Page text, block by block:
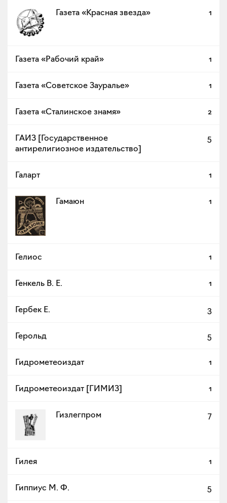
Газета «Красная звезда» 1
Газета «Рабочий край» 1
Газета «Советское Зауралье» 1
Газета «Сталинское знамя» 2
ГАИЗ [Государственное
антирелигиозное издательство]
5
Галарт 1
Гамаюн 1
Гелиос 1
Генкель В. Е. 1
Гербек Е. 3
Герольд 5
Гидрометеоиздат 1
Гидрометеоиздат [ГИМИЗ] 1
Гизлегпром 7
Гилея 1
Гиппиус М. Ф. 5